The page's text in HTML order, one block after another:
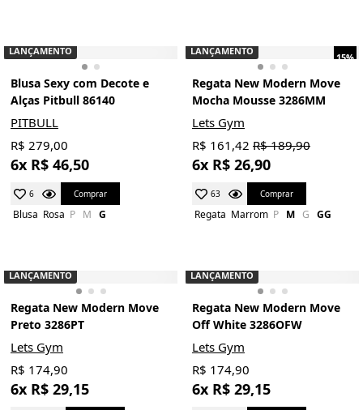
LANÇAMENTO
Blusa Sexy com Decote e
Alças Pitbull 86140
PITBULL
R$ 279,00
6x R$ 46,50
6 Comprar
Blusa Rosa P M G
15%
LANÇAMENTO
Regata New Modern Move
Mocha Mousse 3286MM
Lets Gym
R$ 161,42 R$ 189,90
6x R$ 26,90
63 Comprar
Regata Marrom P M G GG
LANÇAMENTO
Regata New Modern Move
Preto 3286PT
Lets Gym
R$ 174,90
6x R$ 29,15
LANÇAMENTO
Regata New Modern Move
Off White 3286OFW
Lets Gym
R$ 174,90
6x R$ 29,15